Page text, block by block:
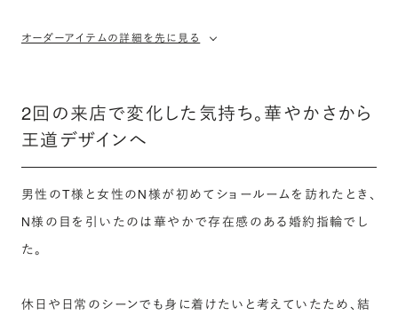
オーダーアイテムの詳細を先に見る
2回の来店で変化した気持ち。華やかさから
王道デザインへ
男性のT様と女性のN様が初めてショールームを訪れたとき、
N様の目を引いたのは華やかで存在感のある婚約指輪でし
た。
休日や日常のシーンでも身に着けたいと考えていたため、結